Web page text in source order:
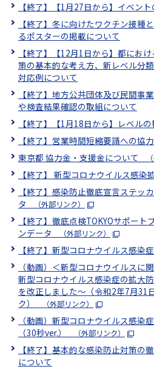
【終了】【1月27日から】イベン
【終了】冬に向けたワクチン接種
るポスターの掲載について
【終了】【12月1日から】都にお
策の基本的な考え方、新レベル分
対応例について
【終了】地方公共団体及び民間事
や検査結果確認の取組について
【終了】【1月18日から】レベル
【終了】営業時間短縮要請への協
東京都 協力金・支援金について
（
【終了】 新型コロナウイルス感
【終了】感染防止徹底宣言ステ
タ
（外部リンク）
【終了】徹底点検TOKYOサポー
ンデータ
（外部リンク）
【終了】新型コロナウイルス感染
（動画）＜新型コロナウイルス
新型コロナウイルス感染症の拡大
を改正しました～（令和2年7月31
ク）
（外部リンク）
（動画）新型コロナウイルス感染
（30秒ver.）
（外部リンク）
【終了】基本的な感染防止対策の
について